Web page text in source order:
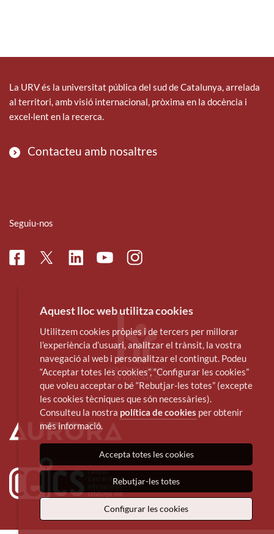
La URV és la universitat pública del sud de Catalunya, arrelada
al territori, amb visió internacional, pròxima en la docència i
excel·lent en la recerca.
Contacteu amb nosaltres
Seguiu-nos
FacebookTwitterLinkedinYoutubeInstagram
Aquest lloc web utilitza cookies
Utilitzem cookies pròpies i de tercers per millorar
l’experiència d’usuari, analitzar el trànsit, la vostra
navegació al web i personalitzar el contingut. Podeu
“Acceptar totes les cookies”, “Configurar les cookies”
que voleu acceptar o bé “Rebutjar-les totes” (excepte
les cookies tècniques que són necessàries).
Consulteu la nostra política de cookies per obtenir
més informació.
Accepta totes les cookies
Rebutjar-les totes
Configurar les cookies